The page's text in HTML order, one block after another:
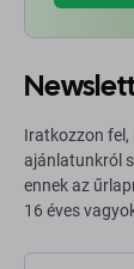
Iratkozzon
ajánlatunkról
ennek az
16 éves